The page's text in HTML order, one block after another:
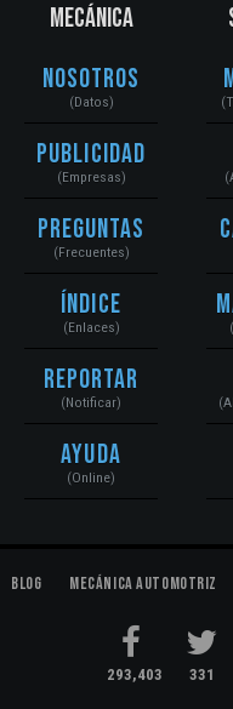
MECÁNICA
Nosotros
(Datos)
Publicidad
(Empresas)
Preguntas
(Frecuentes)
Índice
(Enlaces)
Reportar
(Notificar)
Ayuda
(Online)
Blog Mecánica Automotriz
293,403 331